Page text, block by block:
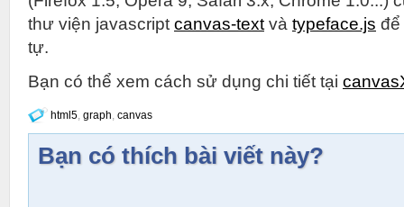
thư viện javascript canvas-text và typeface.js để
tự.
Bạn có thể xem cách sử dụng chi tiết tại
html5, graph, canvas
Bạn có thích bài viết này?